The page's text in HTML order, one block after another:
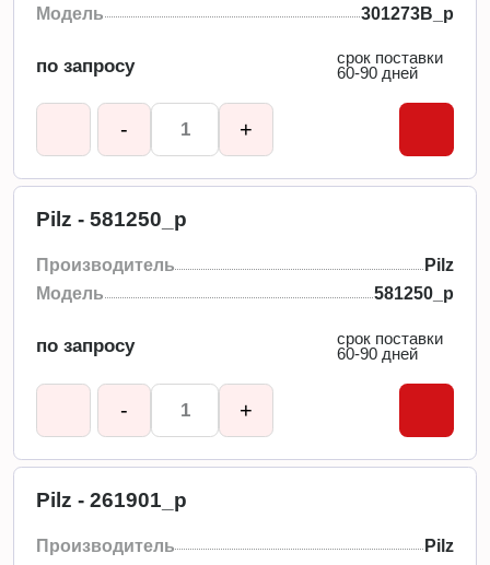
Модель
301273B_p
по запросу
срок поставки
60-90 дней
- +
Pilz - 581250_p
Производитель
Pilz
Модель
581250_p
по запросу
срок поставки
60-90 дней
- +
Pilz - 261901_p
Производитель
Pilz